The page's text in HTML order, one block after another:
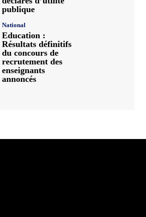
publique
National
Education :
Résultats définitifs
du concours de
recrutement des
enseignants
annoncés